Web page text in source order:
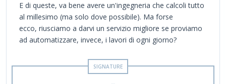
E di queste, va bene avere un'ingegneria che calcoli tutto
al millesimo (ma solo dove possibile). Ma forse
ecco, riusciamo a darvi un servizio migliore se proviamo
ad automatizzare, invece, i lavori di ogni giorno?